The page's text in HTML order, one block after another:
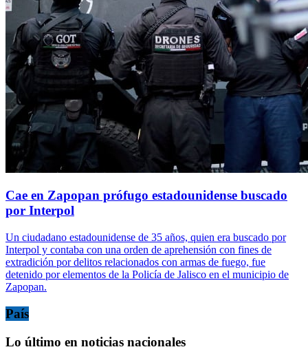
Cae en Zapopan prófugo estadounidense buscado
por Interpol
Un ciudadano estadounidense de 35 años, quien era buscado por
Interpol y contaba con una orden de aprehensión con fines de
extradición por delitos relacionados con armas de fuego, fue
detenido por elementos de la Policía de Jalisco en el municipio de
Zapopan.
País
Lo último en noticias nacionales